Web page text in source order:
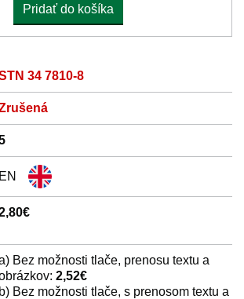
Pridať do košíka
34 7810-8
EN
Bez možnosti tlače, prenosu textu a
2,52€
b) Bez možnosti tlače, s prenosom textu a